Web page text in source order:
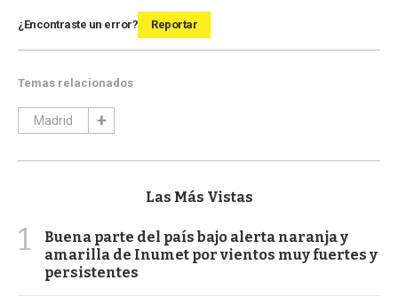
¿Encontraste un error? Reportar
Temas relacionados
Madrid
Las Más Vistas
1
Buena parte del país bajo alerta naranja y
amarilla de Inumet por vientos muy fuertes y
persistentes